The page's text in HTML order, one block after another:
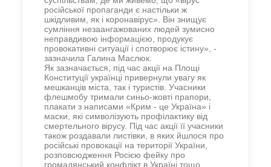
російської пропаганди є настільки ж
шкідливим, як і коронавірус». Він знищує
сумління незаангажованих людей зумисно
неправдивою інформацією, продукує
провокативні ситуації і спотворює істину», -
зазначила Галина Маслюк.
Як зазначається, під час акції на Площі
Конституції українці привернули увагу як
мешканців міста, так і туристів. Учасники
флешмобу тримали синьо-жовті прапори,
плакати з написами «Крим - це Україна» і
маски, які символізують профілактику від
смертельного вірусу. Під час акції її учасники
також роздавали листівки, в яких йшлося про
російські провокації на території України,
розповсюдження Росією фейку про
громадянський конфлікт в Україні тощо.